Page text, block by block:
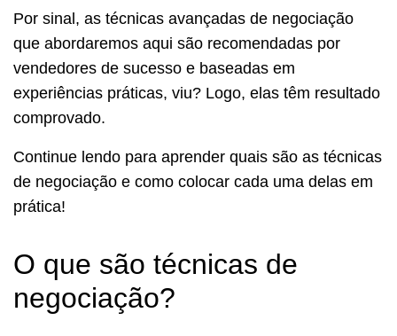
Por sinal, as técnicas avançadas de negociação
que abordaremos aqui são recomendadas por
vendedores de sucesso e baseadas em
experiências práticas, viu? Logo, elas têm resultado
comprovado.
Continue lendo para aprender quais são as técnicas
de negociação e como colocar cada uma delas em
prática!
O que são técnicas de
negociação?